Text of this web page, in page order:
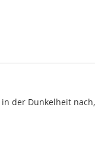
Dunkelheit